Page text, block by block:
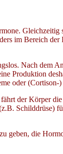
Gleichzeitig
im Bereich
Nach dem
Produktion
oder
der Körper
Schilddrüse)
geben, die